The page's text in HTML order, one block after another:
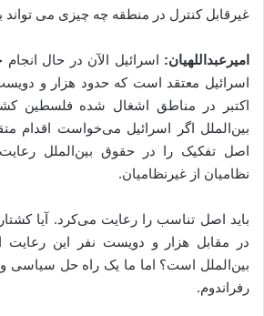
غیرقابل کنترل در منطقه چه چیزی می تواند
امیرعبداللهیان: اسرائیل الآن در حال
اسرائیل معتقد است که حدود هزار و
اکتبر در مناطق اشغال شده فلسطین
بین‌الملل اگر اسرائیل می‌خواست اقدام
اصل تفکیک را در حقوق بین‌الملل
نظامیان از غیرنظامیان.
باید اصل تناسب را رعایت می‌کرد. آیا
در مقابل هزار و دویست نفر این
بین‌الملل است؟ اما ما یک راه حل سیاسی و
رفراندوم.